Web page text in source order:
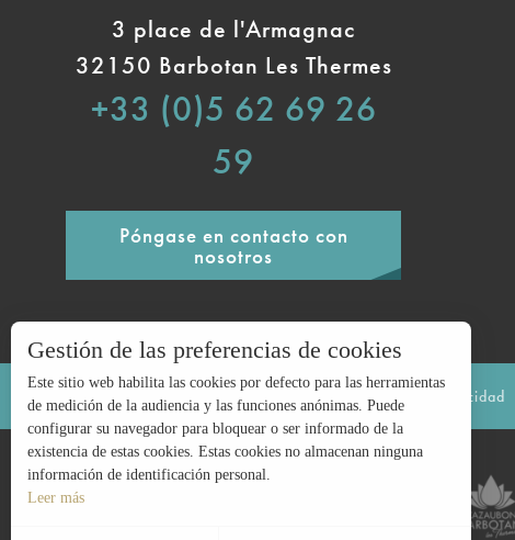
3 place de l'Armagnac
32150 Barbotan Les Thermes
+33 (0)5 62 69 26
59
Póngase en contacto con
nosotros
Avisos legales Mapa del sitio Política de privacidad
Gestión de las preferencias de cookies
Este sitio web habilita las cookies por defecto para las herramientas
de medición de la audiencia y las funciones anónimas. Puede
configurar su navegador para bloquear o ser informado de la
existencia de estas cookies. Estas cookies no almacenan ninguna
información de identificación personal.
Leer más